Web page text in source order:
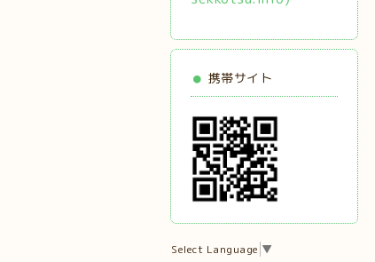
携帯サイト
Select Language ▼